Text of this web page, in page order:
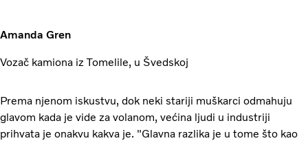
Amanda Gren
Vozač kamiona iz Tomelile, u Švedskoj
Prema njenom iskustvu, dok neki stariji muškarci odmahuju
glavom kada je vide za volanom, većina ljudi u industriji
prihvata je onakvu kakva je. "Glavna razlika je u tome što kao